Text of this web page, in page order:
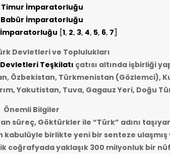
Timur İmparatorluğu
Babür İmparatorluğu
İmparatorluğu [1, 2, 3, 4, 5, 6, 7]
Devletleri ve Toplulukları
Teşkilatı çatısı altında işbirliği
Özbekistan, Türkmenistan (Gözlemci),
Yakutistan, Tuva, Gagauz Yeri, Doğu
Önemli Bilgiler
süreç, Göktürkler ile “Türk” adını
birlikte yeni bir senteze
coğrafyada yaklaşık 300 milyonluk bir